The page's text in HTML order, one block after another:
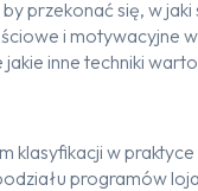
przekonać się, w
i motywacyjne
inne techniki
klasyfikacji w
programów